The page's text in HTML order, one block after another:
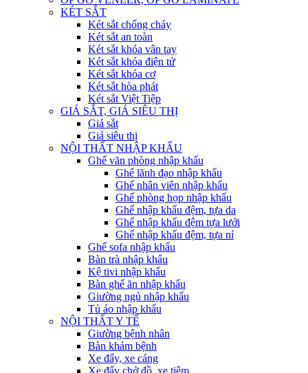
KÉT SẮT
Két sắt chống cháy
Két sắt an toàn
Két sắt khóa vân tay
Két sắt khóa điện tử
Két sắt khóa cơ
Két sắt hòa phát
Két sắt Việt Tiệp
GIÁ SẮT, GIÁ SIÊU THỊ
Giá sắt
Giá siêu thị
NỘI THẤT NHẬP KHẨU
Ghế văn phòng nhập khẩu
Ghế lãnh đạo nhập khẩu
Ghế nhân viên nhập khẩu
Ghế phòng họp nhập khẩu
Ghế nhập khẩu đệm, tựa da
Ghế nhập khẩu đệm tựa lưới
Ghế nhập khẩu đệm, tựa nỉ
Ghế sofa nhập khẩu
Bàn trà nhập khẩu
Kệ tivi nhập khẩu
Bàn ghế ăn nhập khẩu
Giường ngủ nhập khẩu
Tủ áo nhập khẩu
NỘI THẤT Y TẾ
Giường bệnh nhân
Bàn khám bệnh
Xe đẩy, xe cáng